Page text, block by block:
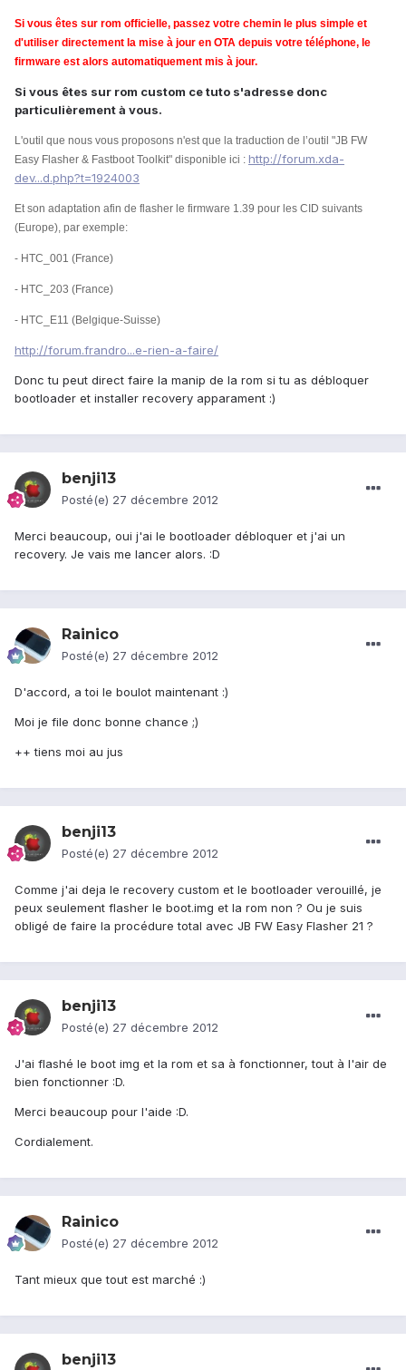
Si vous êtes sur rom officielle, passez votre chemin le plus simple et
d'utiliser directement la mise à jour en OTA depuis votre téléphone, le
firmware est alors automatiquement mis à jour.
Si vous êtes sur rom custom ce tuto s'adresse donc
particulièrement à vous.
L'outil que nous vous proposons n'est que la traduction de l’outil "JB FW
Easy Flasher & Fastboot Toolkit" disponible ici : http://forum.xda-
dev...d.php?t=1924003
Et son adaptation afin de flasher le firmware 1.39 pour les CID suivants
(Europe), par exemple:
- HTC_001 (France)
- HTC_203 (France)
- HTC_E11 (Belgique-Suisse)
http://forum.frandro...e-rien-a-faire/
Donc tu peut direct faire la manip de la rom si tu as débloquer
bootloader et installer recovery apparament :)
benji13
Posté(e) 27 décembre 2012
Merci beaucoup, oui j'ai le bootloader débloquer et j'ai un
recovery. Je vais me lancer alors. :D
Rainico
Posté(e) 27 décembre 2012
D'accord, a toi le boulot maintenant :)
Moi je file donc bonne chance ;)
++ tiens moi au jus
benji13
Posté(e) 27 décembre 2012
Comme j'ai deja le recovery custom et le bootloader verouillé, je
peux seulement flasher le boot.img et la rom non ? Ou je suis
obligé de faire la procédure total avec JB FW Easy Flasher 21 ?
benji13
Posté(e) 27 décembre 2012
J'ai flashé le boot img et la rom et sa à fonctionner, tout à l'air de
bien fonctionner :D.
Merci beaucoup pour l'aide :D.
Cordialement.
Rainico
Posté(e) 27 décembre 2012
Tant mieux que tout est marché :)
benji13